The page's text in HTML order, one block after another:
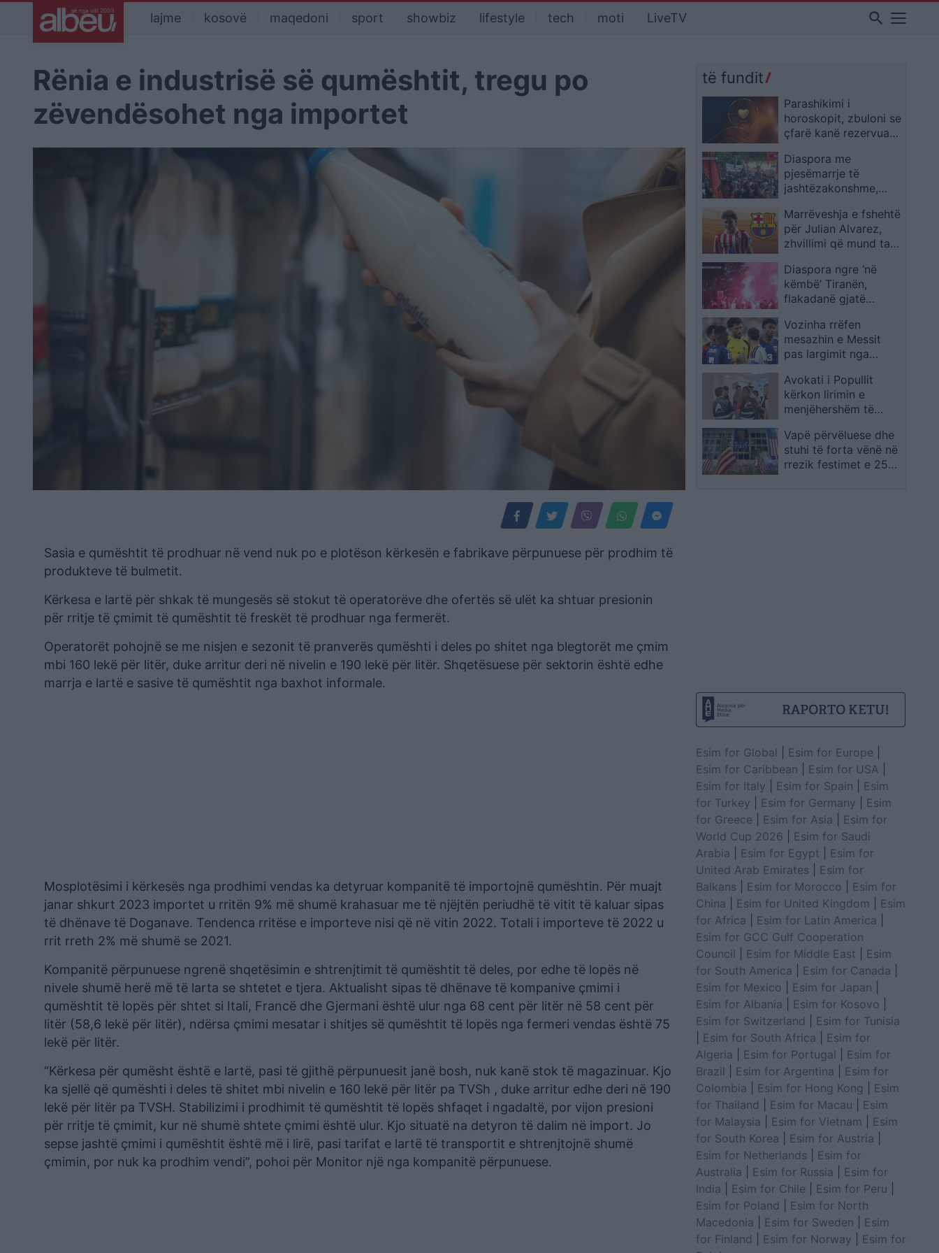
lajme kosovë maqedoni sport showbiz lifestyle tech moti LiveTV search
Rënia e industrisë së qumështit, tregu po
zëvendësohet nga importet
Sasia e qumështit të prodhuar në vend nuk po e plotëson kërkesën e fabrikave përpunuese për prodhim të
produkteve të bulmetit.
Kërkesa e lartë për shkak të mungesës së stokut të operatorëve dhe ofertës së ulët ka shtuar presionin
për rritje të çmimit të qumështit të freskët të prodhuar nga fermerët.
Operatorët pohojnë se me nisjen e sezonit të pranverës qumështi i deles po shitet nga blegtorët me çmim
mbi 160 lekë për litër, duke arritur deri në nivelin e 190 lekë për litër. Shqetësuese për sektorin është edhe
marrja e lartë e sasive të qumështit nga baxhot informale.
Mosplotësimi i kërkesës nga prodhimi vendas ka detyruar kompanitë të importojnë qumështin. Për muajt
janar shkurt 2023 importet u rritën 9% më shumë krahasuar me të njëjtën periudhë të vitit të kaluar sipas
të dhënave të Doganave. Tendenca rritëse e importeve nisi që në vitin 2022. Totali i importeve të 2022 u
rrit rreth 2% më shumë se 2021.
Kompanitë përpunuese ngrenë shqetësimin e shtrenjtimit të qumështit të deles, por edhe të lopës në
nivele shumë herë më të larta se shtetet e tjera. Aktualisht sipas të dhënave të kompanive çmimi i
qumështit të lopës për shtet si Itali, Francë dhe Gjermani është ulur nga 68 cent për litër në 58 cent për
litër (58,6 lekë për litër), ndërsa çmimi mesatar i shitjes së qumështit të lopës nga fermeri vendas është 75
lekë për litër.
“Kërkesa për qumësht është e lartë, pasi të gjithë përpunuesit janë bosh, nuk kanë stok të magazinuar. Kjo
ka sjellë që qumështi i deles të shitet mbi nivelin e 160 lekë për litër pa TVSh , duke arritur edhe deri në 190
lekë për litër pa TVSH. Stabilizimi i prodhimit të qumështit të lopës shfaqet i ngadaltë, por vijon presioni
për rritje të çmimit, kur në shumë shtete çmimi është ulur. Kjo situatë na detyron të dalim në import. Jo
sepse jashtë çmimi i qumështit është më i lirë, pasi tarifat e lartë të transportit e shtrenjtojnë shumë
çmimin, por nuk ka prodhim vendi”, pohoi për Monitor një nga kompanitë përpunuese.
të fundit
Parashikimi i
horoskopit, zbuloni se
çfarë kanë rezervuar
Diaspora me
pjesëmarrje të
jashtëzakonshme,
te komisariati 3: Lironi
çunat! Arrestoni
Ramën
Marrëveshja e fshehtë
për Julian Alvarez,
zhvillimi që mund ta
Diaspora ngre ‘në
këmbë’ Tiranën,
flakadanë gjatë
protestuesit krijojnë
atmosferë në rrugët e
kryeqytetit
Vozinha rrëfen
mesazhin e Messit
pas largimit nga
s’do t’i harroj kurrë
Avokati i Popullit
kërkon lirimin e
menjëhershëm të
shëndetësore, qelia i
rrezikon jetën
Vapë përvëluese dhe
stuhi të forta vënë në
rrezik festimet e 250-
Esim for Global Esim for Europe
Esim for Caribbean
Esim for USA
Esim for Italy
Esim for Spain
Esim
for Turkey
Esim for Germany
Esim
for Greece
Esim for Asia
Esim for
World Cup 2026
Esim for Saudi
Arabia
Esim for Egypt
Esim for
United Arab Emirates
Esim for
Balkans
Esim for Morocco
Esim for
China
Esim for United Kingdom
Esim
for Africa
Esim for Latin America
Esim for GCC Gulf Cooperation
Council
Esim for Middle East
Esim
for South America
Esim for Canada
Esim for Mexico
Esim for Japan
Esim for Albania
Esim for Kosovo
Esim for Switzerland
Esim for Tunisia
Esim for South Africa
Esim for
Algeria
Esim for Portugal
Esim for
Brazil
Esim for Argentina
Esim for
Colombia
Esim for Hong Kong
Esim
for Thailand
Esim for Macau
Esim
for Malaysia
Esim for Vietnam
Esim
for South Korea
Esim for Austria
Esim for Netherlands
Esim for
Australia
Esim for Russia
Esim for
India
Esim for Chile Esim for Peru
Esim for Poland
Esim for North
Macedonia
Esim for Sweden
Esim
for Finland
Esim for Norway
Esim for